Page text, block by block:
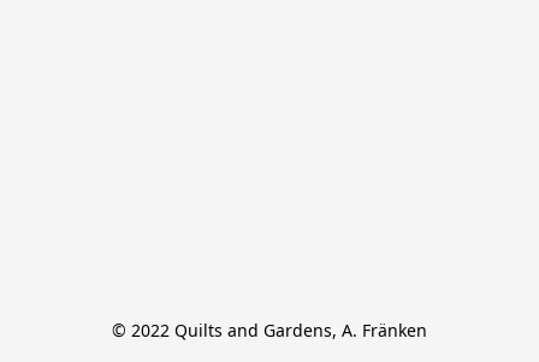
© 2022 Quilts and Gardens, A. Fränken